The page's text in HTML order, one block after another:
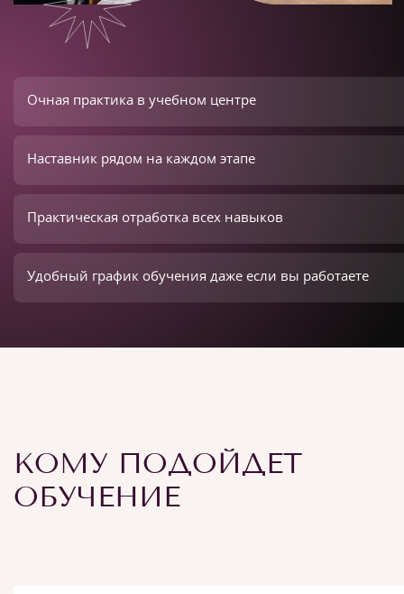
Очная практика в учебном центре
Наставник рядом на каждом этапе
Практическая отработка всех навыков
Удобный график обучения даже если вы работаете
КОМУ ПОДОЙДЕТ
ОБУЧЕНИЕ